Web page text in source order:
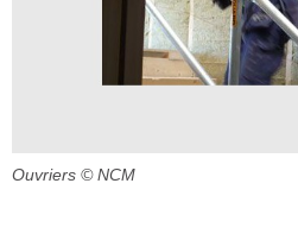
Ouvriers © NCM